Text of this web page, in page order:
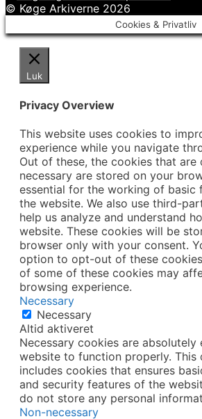
© Køge Arkiverne 2026
Cookies & Privatliv
Luk
Privacy Overview
This website uses cookies to
experience while you navigate
Out of these, the cookies that are
necessary are stored on your
essential for the working of basic
the website. We also use third-
help us analyze and understand
website. These cookies will be
browser only with your consent.
option to opt-out of these
of some of these cookies may
browsing experience.
Necessary
Necessary
Altid aktiveret
Necessary cookies are absolutely
website to function properly. This
includes cookies that ensures
and security features of the
do not store any personal
Non-necessary